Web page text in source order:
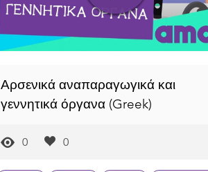
Αρσενικά αναπαραγωγικά και
γεννητικά όργανα (Greek)
0 0